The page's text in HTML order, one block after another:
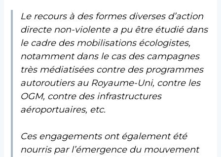
Le recours à des formes diverses d’action
directe non-violente a pu être étudié dans
le cadre des mobilisations écologistes,
notamment dans le cas des campagnes
très médiatisées contre des programmes
autoroutiers au Royaume-Uni, contre les
OGM, contre des infrastructures
aéroportuaires, etc.
Ces engagements ont également été
nourris par l’émergence du mouvement